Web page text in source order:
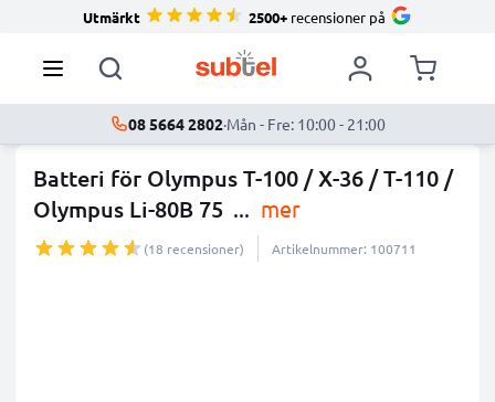
Utmärkt 2500+ recensioner på
08 5664 2802·Mån - Fre: 10:00 - 21:00
Batteri för Olympus T-100 / X-36 / T-110 /
Olympus Li-80B 75 ... mer
(18 recensioner) Artikelnummer: 100711